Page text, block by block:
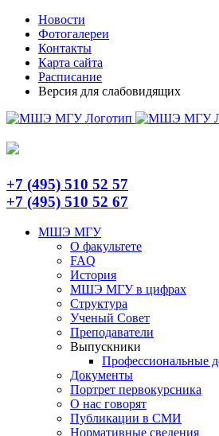
Skip
content
TelegramНовости
Фотогалереи
Контакты
Карта сайта
Расписание
Версия для слабовидящих
+7 (495) 510 52 57
+7 (495) 510 52 67
МШЭ МГУ
О факультете
FAQ
История
МШЭ МГУ в цифрах
Структура
Ученый Совет
Преподаватели
Выпускники
Профессиональные
Документы
Портрет первокурсника
О нас говорят
Публикации в СМИ
Нормативные сведения